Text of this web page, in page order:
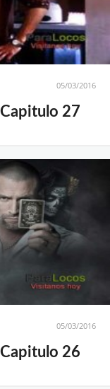
05/03/2016
27
05/03/2016
26